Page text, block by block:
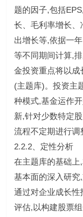
题的因子,包括
长、毛利率增长、
出增长等,依据一
等不同期间计算,
金投资重点将以成
(主题库)。投资主
种模式,基金运作
新,针对少数特定
流程不定期进行调
2.2.2、定性分析
在主题库的基础上
基本面的深入研究
通过对企业成长
评估,以构建股票